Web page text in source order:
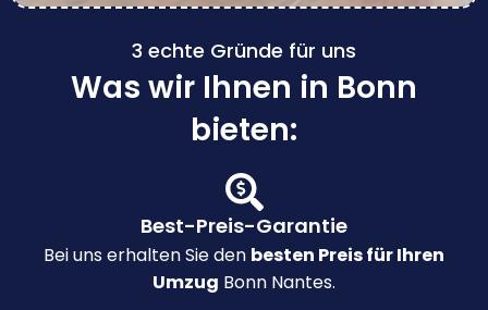
3 echte Gründe für uns
Was wir Ihnen in Bonn
bieten:
Best-Preis-Garantie
Bei uns erhalten Sie den besten Preis für Ihren
Umzug Bonn Nantes.